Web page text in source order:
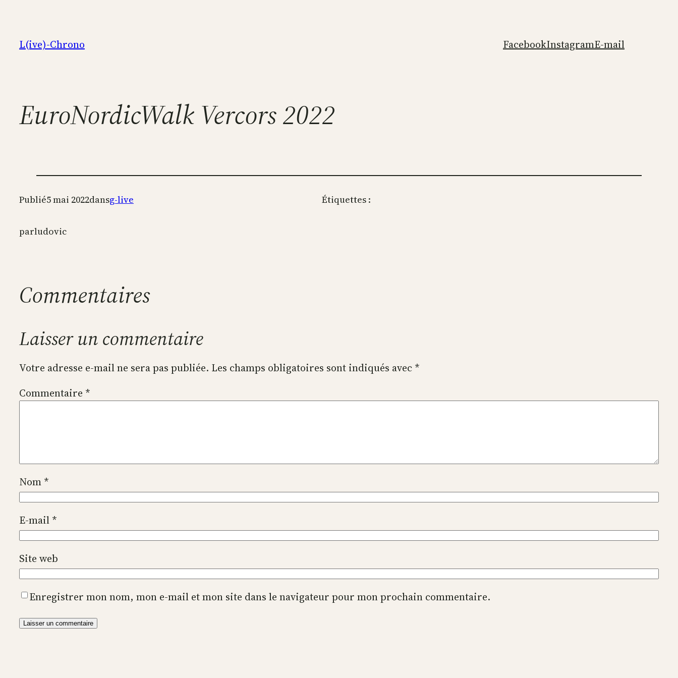
contenu
L(ive)-Chrono FacebookInstagramE-mail
EuroNordicWalk Vercors 2022
Publié5 mai 2022dansg-live
parludovic
Étiquettes :
Commentaires
Laisser un commentaire
Votre adresse e-mail ne sera pas publiée. Les champs obligatoires sont indiqués avec *
Commentaire *
Nom *
E-mail *
Site web
Enregistrer mon nom, mon e-mail et mon site dans le navigateur pour mon prochain commentaire.